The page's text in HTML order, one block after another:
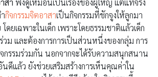
กิจกรรมจิตอาสาเป็นกิจกรรมที่ชักจูงให้ลูกมา
โดยเฉพาะในเด็ก เพราะโดยธรรมชาติแล้วเด็ก
ม และต้องการการเป็นส่วนหนึ่งของกลุ่ม การ
กรรมร่วมกัน นอกจากจะได้รับความสนุกสนาน
ดีแล้ว ยังช่วยเสริมสร้างการเห็นคุณค่าใน